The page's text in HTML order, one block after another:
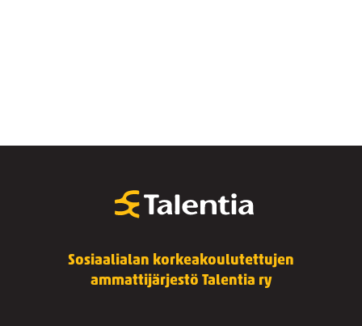
Sosiaalialan korkeakoulutettujen
ammattijärjestö Talentia ry